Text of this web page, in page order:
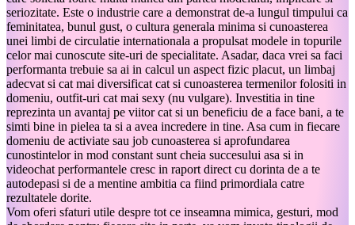
seriozitate. Este o industrie care a demonstrat de-a lungul timpului ca
feminitatea, bunul gust, o cultura generala minima si cunoasterea
unei limbi de circulatie internationala a propulsat modele in topurile
celor mai cunoscute site-uri de specialitate. Asadar, daca vrei sa faci
performanta trebuie sa ai in calcul un aspect fizic placut, un limbaj
adecvat si cat mai diversificat cat si cunoasterea termenilor folositi in
domeniu, outfit-uri cat mai sexy (nu vulgare). Investitia in tine
reprezinta un avantaj pe viitor cat si un beneficiu de a face bani, a te
simti bine in pielea ta si a avea incredere in tine. Asa cum in fiecare
domeniu de activiate sau job cunoasterea si aprofundarea
cunostintelor in mod constant sunt cheia succesului asa si in
videochat performantele cresc in raport direct cu dorinta de a te
autodepasi si de a mentine ambitia ca fiind primordiala catre
rezultatele dorite.
Vom oferi sfaturi utile despre tot ce inseamna mimica, gesturi, mod